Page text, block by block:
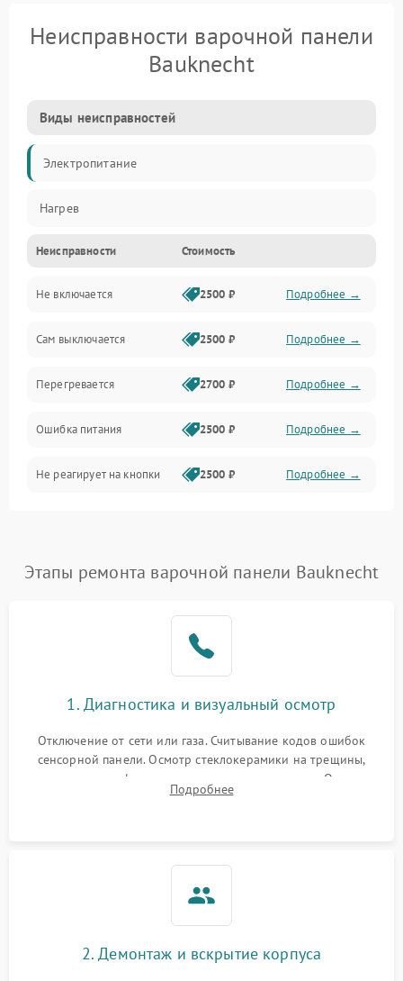
Неисправности варочной панели
Bauknecht
Виды неисправностей
Электропитание
Нагрев
Неисправности Стоимость
Не включается 2500 ₽ Подробнее →
Сам выключается 2500 ₽ Подробнее →
Перегревается 2700 ₽ Подробнее →
Ошибка питания 2500 ₽ Подробнее →
Не реагирует на кнопки 2500 ₽ Подробнее →
Этапы ремонта варочной панели Bauknecht
1. Диагностика и визуальный осмотр
Отключение от сети или газа. Считывание кодов ошибок
сенсорной панели. Осмотр стеклокерамики на трещины,
проверка конфорок на равномерность нагрева. Опрос
клиента о симптомах (не включается, не видит посуду,
Подробнее
2. Демонтаж и вскрытие корпуса